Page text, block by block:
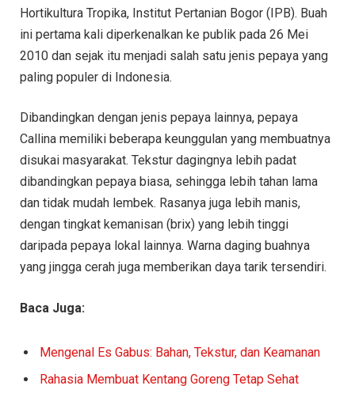
Hortikultura Tropika, Institut Pertanian Bogor (IPB). Buah
ini pertama kali diperkenalkan ke publik pada 26 Mei
2010 dan sejak itu menjadi salah satu jenis pepaya yang
paling populer di Indonesia.
Dibandingkan dengan jenis pepaya lainnya, pepaya
Callina memiliki beberapa keunggulan yang membuatnya
disukai masyarakat. Tekstur dagingnya lebih padat
dibandingkan pepaya biasa, sehingga lebih tahan lama
dan tidak mudah lembek. Rasanya juga lebih manis,
dengan tingkat kemanisan (brix) yang lebih tinggi
daripada pepaya lokal lainnya. Warna daging buahnya
yang jingga cerah juga memberikan daya tarik tersendiri.
Baca Juga:
Mengenal Es Gabus: Bahan, Tekstur, dan Keamanan
Rahasia Membuat Kentang Goreng Tetap Sehat